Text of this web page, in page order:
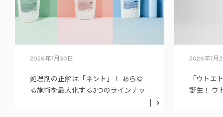
2026年7月30日
処理剤の正解は「ネント」！ あらゆ
る施術を最大化する3つのラインナッ
2026年7月
「ウトエ
誕生！ ウ